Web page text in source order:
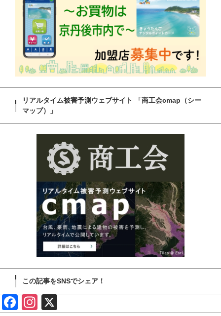
リアルタイム被害予測ウェブサイト 「商工会cmap（シー
マップ）」
この記事をSNSでシェア！
Face Insta